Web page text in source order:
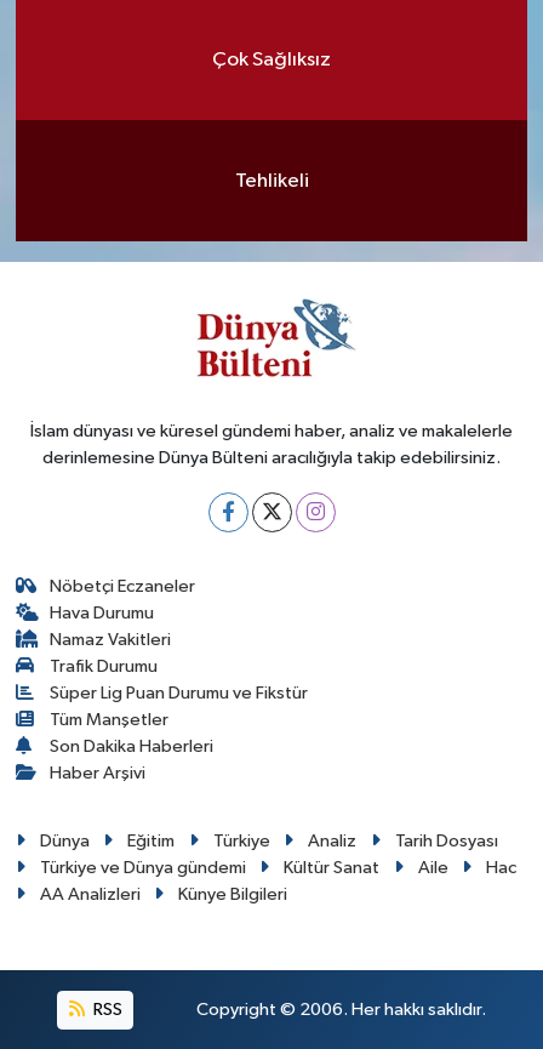
Çok Sağlıksız
Tehlikeli
İslam dünyası ve küresel gündemi haber, analiz ve makalelerle
derinlemesine Dünya Bülteni aracılığıyla takip edebilirsiniz.
Nöbetçi Eczaneler
Hava Durumu
Namaz Vakitleri
Trafik Durumu
Süper Lig Puan Durumu ve Fikstür
Tüm Manşetler
Son Dakika Haberleri
Haber Arşivi
Dünya Eğitim Türkiye Analiz
Tarih Dosyası
Türkiye ve Dünya gündemi
Kültür Sanat Aile
Hac
AA Analizleri
Künye Bilgileri
RSS Copyright © 2006. Her hakkı saklıdır.